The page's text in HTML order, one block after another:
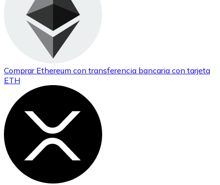
Comprar Ethereum con transferencia bancaria con tarjeta
ETH